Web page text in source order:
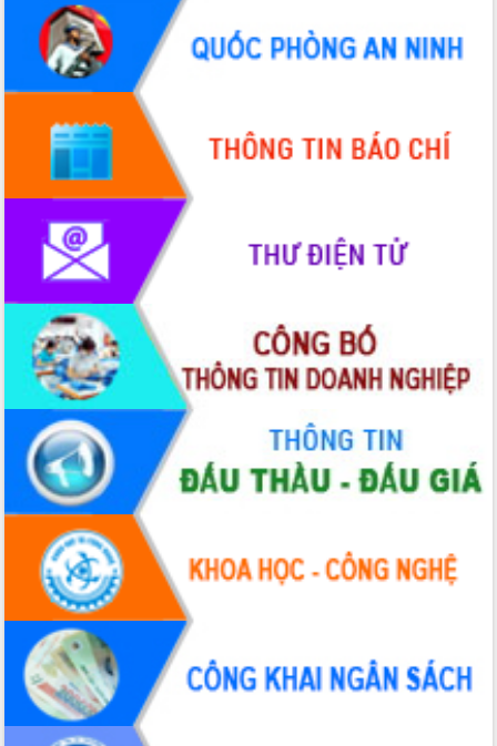
Đắk Lắk ký kết thỏa thuận hợp tác về
chuyển đổi số giai đoạn 2026 – 2030
với Tập đoàn Bưu chính Viễn thông
Việt Nam
Thứ trưởng Bộ Y tế làm việc với tỉnh
Đắk Lắk về phát triển nhân lực y tế
cho trạm y tế cấp xã
Du lịch Đắk Lắk nâng tầm trải nghiệm
du khách thông qua Hệ thống cơ sở dữ
liệu và Bản đồ số
Tập huấn ứng dụng trí tuệ nhân tạo (AI)
trong thương mại điện tử năm 2026
Đoàn đại biểu Quốc hội tỉnh Đắk Lắk
trao đổi thông tin trước Kỳ họp thứ
nhất, Quốc hội khóa XVI
Quyết liệt cải cách hành chính, khơi
thông nguồn lực phát triển
Nâng cao hiệu lực, hiệu quả HĐND
tỉnh thông qua hiện đại hóa hành chính
Xã Ea Phê gắn cải cách hành chính với
chuyển đổi số
Phó Chủ tịch Thường trực UBND tỉnh
Hồ Thị Nguyên Thảo làm việc tại Trung
tâm Phục vụ hành chính công xã Ea
Phê
Xây dựng nền hành chính số đồng
hành cùng nông dân dân, doanh nghiệp
Giai đoạn 2026-2030, Đắk Lắk phấn
đấu có 77% xã đạt chuẩn nông thôn
mới
Chuyển đổi số 'mở đường' cho nông